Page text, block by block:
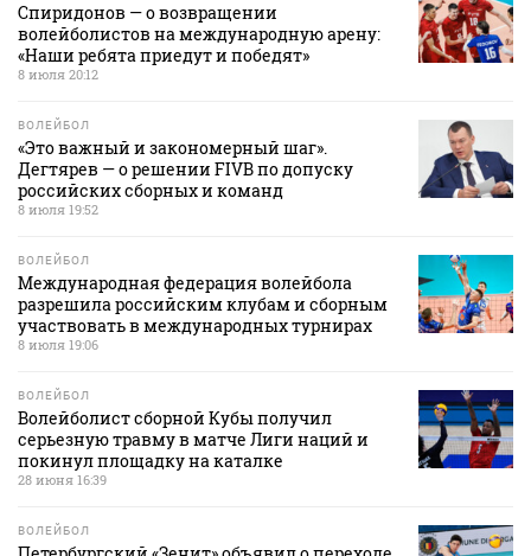
Спиридонов — о возвращении
волейболистов на международную арену:
«Наши ребята приедут и победят»
8 июля 20:12
ВОЛЕЙБОЛ
«Это важный и закономерный шаг».
Дегтярев — о решении FIVB по допуску
российских сборных и команд
8 июля 19:52
ВОЛЕЙБОЛ
Международная федерация волейбола
разрешила российским клубам и сборным
участвовать в международных турнирах
8 июля 19:06
ВОЛЕЙБОЛ
Волейболист сборной Кубы получил
серьезную травму в матче Лиги наций и
покинул площадку на каталке
28 июня 16:39
ВОЛЕЙБОЛ